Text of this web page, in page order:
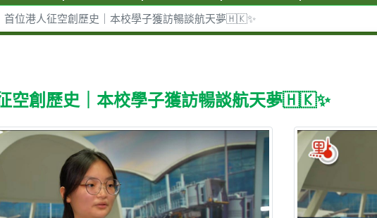
首位港人征空創歷史｜本校學子獲訪暢談航天夢🇭🇰✨
空創歷史｜本校學子獲訪暢談航天夢🇭🇰✨